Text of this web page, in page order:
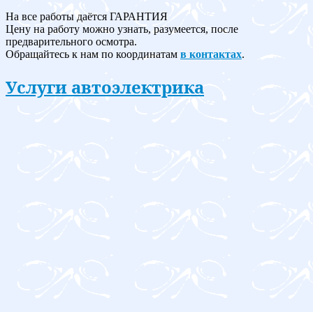
На все работы даётся ГАРАНТИЯ
Цену на работу можно узнать, разумеется, после
предварительного осмотра.
Обращайтесь к нам по координатам в контактах.
Услуги автоэлектрика